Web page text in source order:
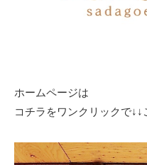
ホームページは
コチラをワンクリックで